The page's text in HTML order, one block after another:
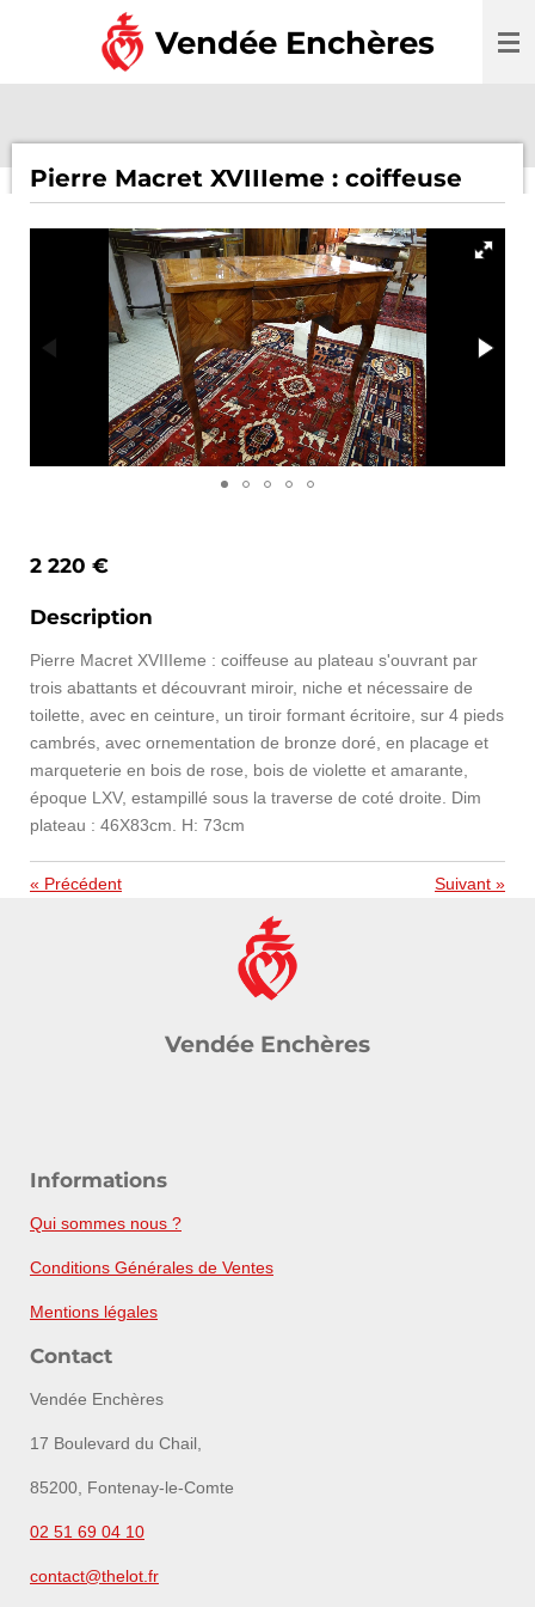
Vendée Enchères
Pierre Macret XVIIIeme : coiffeuse
2 220 €
Description
Pierre Macret XVIIIeme : coiffeuse au plateau s'ouvrant par
trois abattants et découvrant miroir, niche et nécessaire de
toilette, avec en ceinture, un tiroir formant écritoire, sur 4 pieds
cambrés, avec ornementation de bronze doré, en placage et
marqueterie en bois de rose, bois de violette et amarante,
époque LXV, estampillé sous la traverse de coté droite. Dim
plateau : 46X83cm. H: 73cm
« Précédent Suivant »
Vendée Enchères
Informations
Qui sommes nous ?
Conditions Générales de Ventes
Mentions légales
Contact
Vendée Enchères
17 Boulevard du Chail,
85200, Fontenay-le-Comte
02 51 69 04 10
contact@thelot.fr